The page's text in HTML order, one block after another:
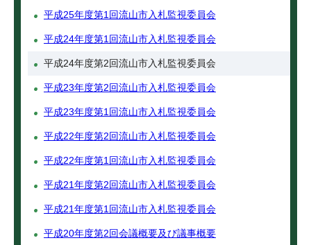
平成25年度第1回流山市入札監視委員会
平成24年度第1回流山市入札監視委員会
平成24年度第2回流山市入札監視委員会
平成23年度第2回流山市入札監視委員会
平成23年度第1回流山市入札監視委員会
平成22年度第2回流山市入札監視委員会
平成22年度第1回流山市入札監視委員会
平成21年度第2回流山市入札監視委員会
平成21年度第1回流山市入札監視委員会
平成20年度第2回会議概要及び議事概要